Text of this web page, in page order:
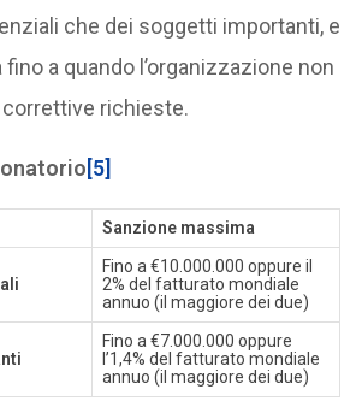
che dei soggetti importanti, e
a quando l’organizzazione non
richieste.
[5]
Sanzione massima
Fino a €10.000.000 oppure il
2% del fatturato mondiale
annuo (il maggiore dei due)
Fino a €7.000.000 oppure
l’1,4% del fatturato mondiale
annuo (il maggiore dei due)